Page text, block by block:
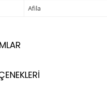
Afila